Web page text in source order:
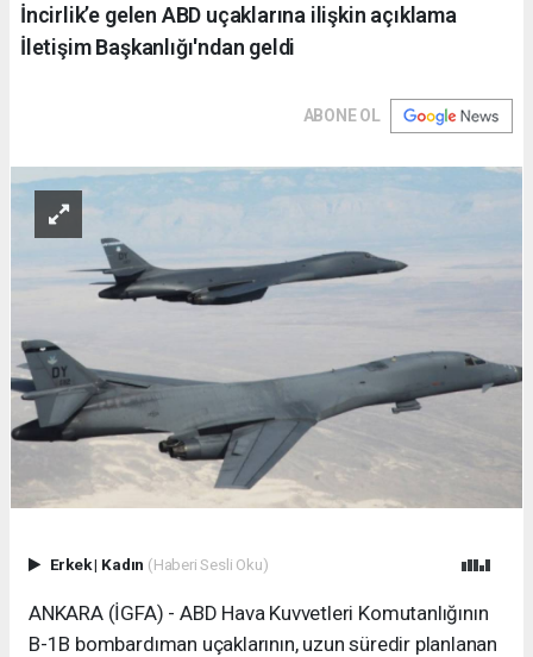
İncirlik’e gelen ABD uçaklarına ilişkin açıklama
İletişim Başkanlığı'ndan geldi
ABONE OL
Erkek| Kadın (Haberi Sesli Oku)
ANKARA (İGFA) - ABD Hava Kuvvetleri Komutanlığının
B-1B bombardıman uçaklarının, uzun süredir planlanan